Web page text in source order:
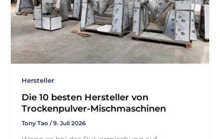
Hersteller
Die 10 besten Hersteller von
Trockenpulver-Mischmaschinen
Tony Tao/9. Juli 2026